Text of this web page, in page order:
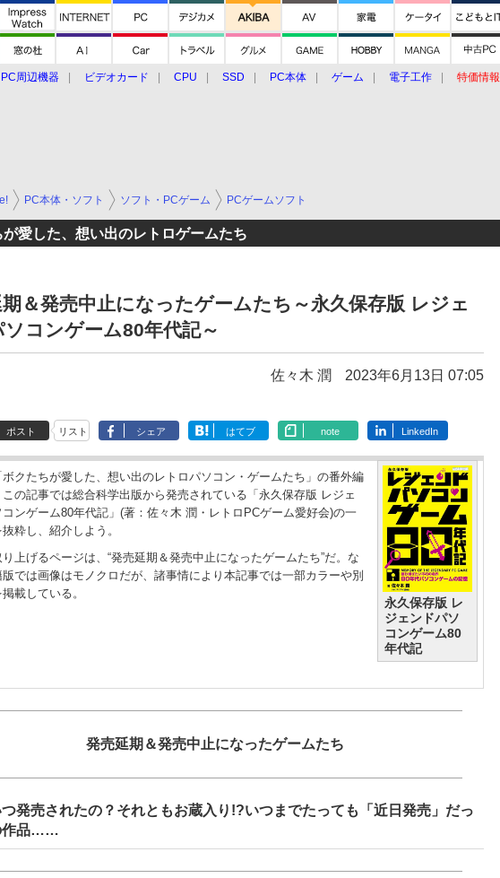
PC周辺機器 ビデオカード CPU SSD PC本体 ゲーム 電子工作 特価情報
PC本体・ソフト ソフト・PCゲーム PCゲームソフト
愛した、想い出のレトロゲームたち
＆発売中止になったゲームたち～永久保存版 レジェ
ソコンゲーム80年代記～
佐々木 潤 2023年6月13日 07:05
ポスト リスト シェア はてブ note LinkedIn
永久保存版 レ
ジェンドパソ
コンゲーム80
年代記
クたちが愛した、想い出のレトロパソコン・ゲームたち」の番外編
この記事では総合科学出版から発売されている「永久保存版 レジェ
コンゲーム80年代記」(著：佐々木 潤・レトロPCゲーム愛好会)の一
粋し、紹介しよう。
上げるページは、“発売延期＆発売中止になったゲームたち”だ。な
版では画像はモノクロだが、諸事情により本記事では一部カラーや別
載している。
発売延期＆発売中止になったゲームたち
発売されたの？それともお蔵入り!?いつまでたっても「近日発売」だっ
作品……